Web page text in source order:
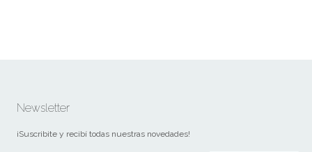
Newsletter
¡Suscribite y recibí todas nuestras novedades!